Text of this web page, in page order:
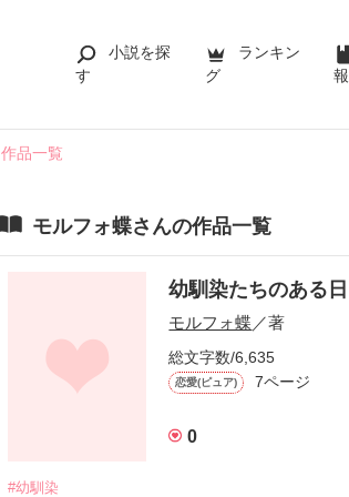
小説を探
す
ランキン
グ
報
作品一覧
モルフォ蝶さんの作品一覧
幼馴染たちのある日
モルフォ蝶 ／著
総文字数/6,635
恋愛(ピュア) 7ページ
0
#幼馴染